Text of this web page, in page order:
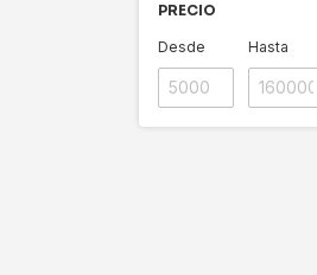
PRECIO
Desde Hasta